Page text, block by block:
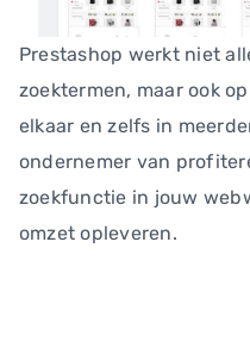
Prestashop werkt niet
zoektermen, maar ook
elkaar en zelfs in
ondernemer van
zoekfunctie in jouw
omzet opleveren.